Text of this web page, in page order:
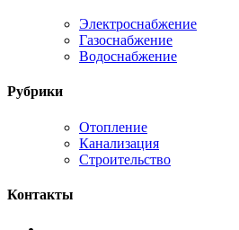
Электроснабжение
Газоснабжение
Водоснабжение
Рубрики
Отопление
Канализация
Строительство
Контакты